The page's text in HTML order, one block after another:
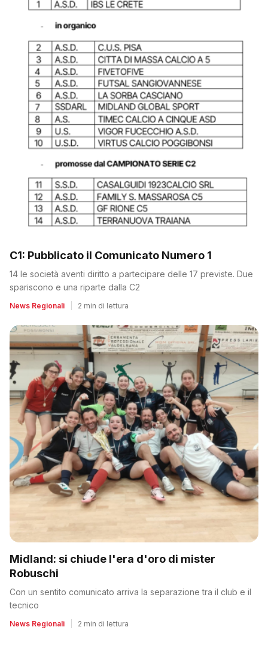
C1: Pubblicato il Comunicato Numero 1
14 le società aventi diritto a partecipare delle 17 previste. Due
spariscono e una riparte dalla C2
News Regionali 2 min di lettura
Midland: si chiude l'era d'oro di mister
Robuschi
Con un sentito comunicato arriva la separazione tra il club e il
tecnico
News Regionali 2 min di lettura